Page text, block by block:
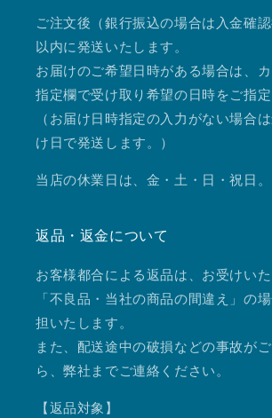
ご注文後（銀行振込の場合は入金確
以内に発送いたします。
お届けのご希望日時がある場合は、
指定欄で受け取り希望の日時をご指定
（お届け日時指定の入力がない場合
け日で発送します。）
当店の休業日は、金・土・日・祝日。
返品・返金について
お客様都合による返品は、お受けいた
「不良品・当社の商品の間違え」の
担いたします。
また、配送途中の破損などの事故が
ら、弊社までご連絡ください。
【返品対象】